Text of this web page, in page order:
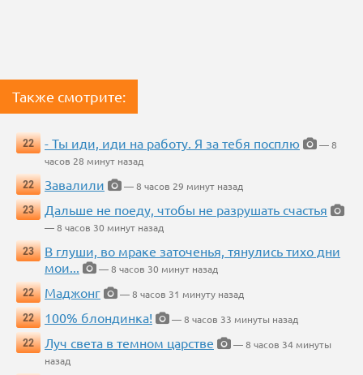
Также смотрите:
22 - Ты иди, иди на работу. Я за тебя посплю
— 8
часов 28 минут назад
22
Завалили
— 8 часов 29 минут назад
23
Дальше не поеду, чтобы не разрушать счастья
— 8 часов 30 минут назад
23
В глуши, во мраке заточенья, тянулись тихо дни
мои...
— 8 часов 30 минут назад
22
Маджонг
— 8 часов 31 минуту назад
22
100% блондинка!
— 8 часов 33 минуты назад
22
Луч света в темном царстве
— 8 часов 34 минуты
назад